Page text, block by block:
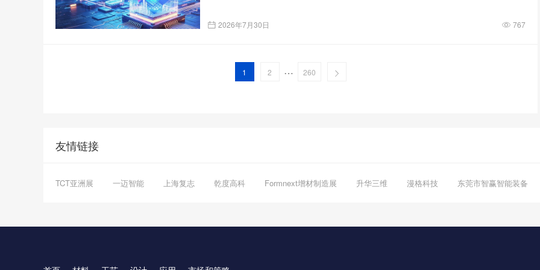
2026年7月30日 767
1 2 … 260
友情链接
TCT亚洲展 一迈智能 上海复志 乾度高科 Formnext增材制造展 升华三维 漫格科技 东莞市智赢智能装备